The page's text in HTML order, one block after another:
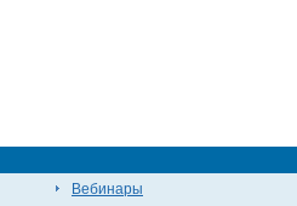
Вебинары